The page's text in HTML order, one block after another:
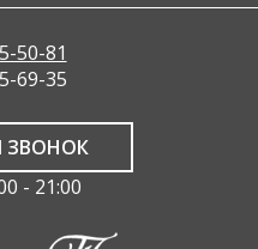
50-81
69-35
ЗВОНОК
- 21:00